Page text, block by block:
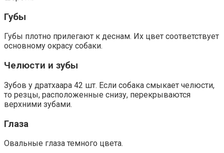
Губы
Губы плотно прилегают к деснам. Их цвет соответствует
основному окрасу собаки.
Челюсти и зубы
Зубов у дратхаара 42 шт. Если собака смыкает челюсти,
то резцы, расположенные снизу, перекрываются
верхними зубами.
Глаза
Овальные глаза темного цвета.